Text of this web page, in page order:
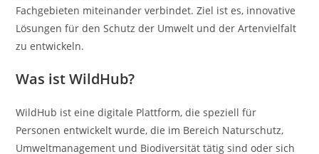
Fachgebieten miteinander verbindet. Ziel ist es, innovative
Lösungen für den Schutz der Umwelt und der Artenvielfalt
zu entwickeln.
Was ist WildHub?
WildHub ist eine digitale Plattform, die speziell für
Personen entwickelt wurde, die im Bereich Naturschutz,
Umweltmanagement und Biodiversität tätig sind oder sich